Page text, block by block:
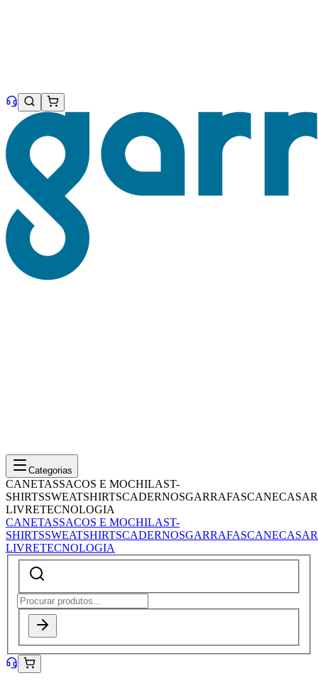
Categorias
CANETASSACOS E MOCHILAST-
SHIRTSSWEATSHIRTSCADERNOSGARRAFASCANECASAR
LIVRETECNOLOGIA
CANETASSACOS E MOCHILAST-
SHIRTSSWEATSHIRTSCADERNOSGARRAFASCANECASAR
LIVRETECNOLOGIA